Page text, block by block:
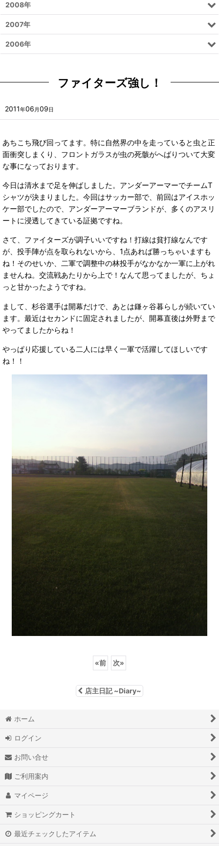
ファイターズ強し！
2011年06 月09日
あちこち飛び回ってます。特に自然界の中を走っていると虫と正
面衝突しまくり、フロントガラスが虫の死骸がへばりついて大変
な事になっております。
今日は清水まで足を伸ばしました。アンダーアーマーでチームT
シャツが決まりました。今回はサッカー部で、前回はアイスホッ
ケー部でしたので、アンダーアーマーブランドが、多くのアスリ
ートに浸透してきている証拠ですね。
さて、ファイターズが調子いいですね！打線は貧打線なんです
が、投手陣が点を取られないから、1点あれば勝っちゃいますも
ね！そのせいか、二軍で調整中の林投手がなかなか一軍に上がれ
ませんね。交流戦あたりから上で！なんて思ってましたが、ちょ
っと甘かったようですね。
まして、杉谷選手は開幕だけで、あとは鎌ヶ谷暮らしが続いてい
ます。最近はセカンドに固定されましたが、開幕直後は外野まで
やってましたからね！
やっぱり応援している二人には早く一軍で活躍してほしいです
ね！！
«前 次»
店主日記 ~Diary~
2008年
2007年
2006年
ホーム
ログイン
お問い合せ
ご利用案内
マイページ
ショッピングカート
最近チェックしたアイテム